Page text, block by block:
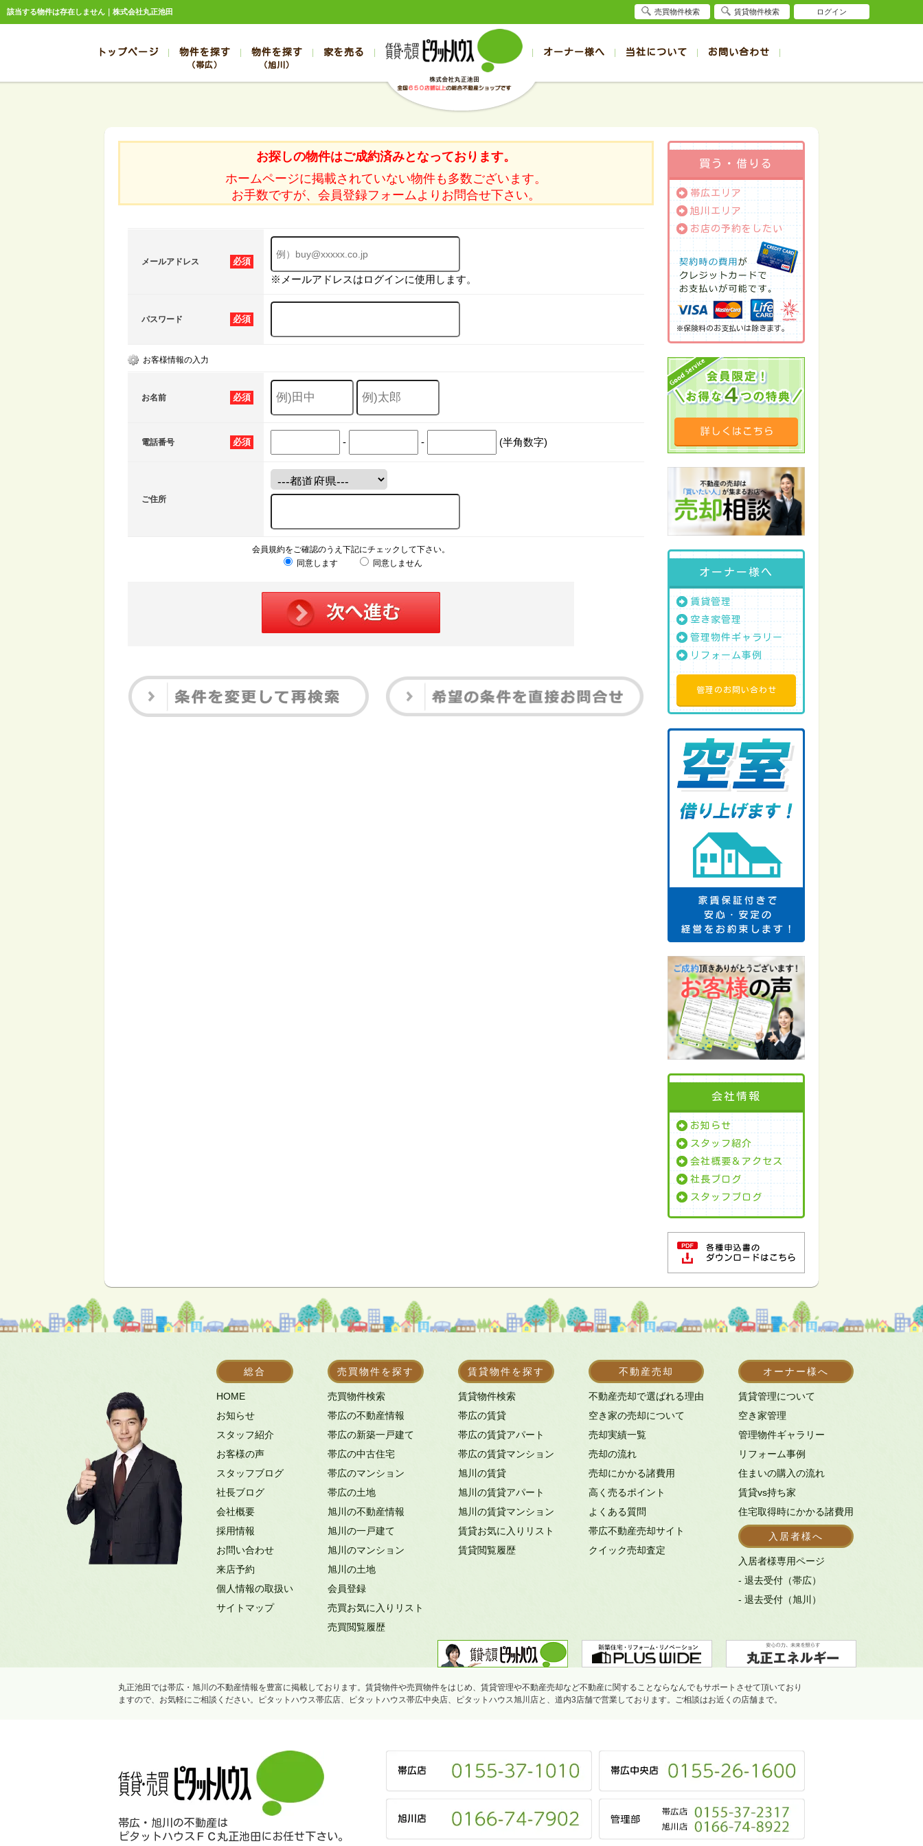
該当する物件は存在しません｜株式会社丸正池田
トップページ 物件を探す
（帯広）
売買
帯広の新築一戸建て
帯広の中古一戸建て
帯広の土地
帯広の中古マンション
帯広の1000万～2000万円
帯広の2000万～3000万円
帯広の3000万～4000万円
帯広の4000万以上
帯広の賃貸アパート
帯広の1DK～1LDK賃貸
帯広の2K～2LDK賃貸
帯広の3K～3LDK賃貸
帯広の4K以上賃貸
物件を探す
（旭川）
売買
旭川の新築一戸建て
旭川の中古一戸建て
旭川の土地
旭川の中古マンション
旭川の1000万～2000万円
旭川の2000万～3000万円
旭川の3000万～4000万円
旭川の4000万以上
旭川の賃貸アパート
旭川の1DK～1LDK賃貸
旭川の2K～2LDK賃貸
旭川の3K～3LDK賃貸
旭川の4K以上賃貸
家を売る オーナー様へ 当社について
スタッフブログ お客様の声
お問い合わせ
売却のお問合せ 入居者様ページ
お探しの物件はご成約済みとなっております。
ホームページに掲載されていない物件も多数ございます。
お手数ですが、会員登録フォームよりお問合せ下さい。
必須
メールアドレス
※メールアドレスはログインに使用します。
必須
パスワード
お客様情報の入力
必須
お名前
必須
電話番号 - - (半角数字)
ご住所
会員規約をご確認のうえ下記にチェックして下さい。
同意します
同意しません
買う・借りる
帯広エリア
旭川エリア
お店の予約をしたい
※保険料のお支払いは除きます。
オーナー様へ
賃貸管理
空き家管理
管理物件ギャラリー
リフォーム事例
管理のお問い合わせ
会社情報
お知らせ
スタッフ紹介
会社概要＆アクセス
社長ブログ
スタッフブログ
総合
HOME
お知らせ
スタッフ紹介
お客様の声
スタッフブログ
社長ブログ
会社概要
採用情報
お問い合わせ
来店予約
個人情報の取扱い
サイトマップ
売買物件を探す
売買物件検索
帯広の不動産情報
帯広の新築一戸建て
帯広の中古住宅
帯広のマンション
帯広の土地
旭川の不動産情報
旭川の一戸建て
旭川のマンション
旭川の土地
会員登録
売買お気に入りリスト
売買閲覧履歴
賃貸物件を探す
賃貸物件検索
帯広の賃貸
帯広の賃貸アパート
帯広の賃貸マンション
旭川の賃貸
旭川の賃貸アパート
旭川の賃貸マンション
賃貸お気に入りリスト
賃貸閲覧履歴
不動産売却
不動産売却で選ばれる理由
空き家の売却について
売却実績一覧
売却の流れ
売却にかかる諸費用
高く売るポイント
よくある質問
帯広不動産売却サイト
クイック売却査定
オーナー様へ
賃貸管理について
空き家管理
管理物件ギャラリー
リフォーム事例
住まいの購入の流れ
賃貸vs持ち家
住宅取得時にかかる諸費用
入居者様へ
入居者様専用ページ
- 退去受付（帯広）
- 退去受付（旭川）
丸正池田では帯広・旭川の不動産情報を豊富に掲載しております。賃貸物件や売買物件をはじめ、賃貸管理や不動産売却など不動産に関することならなんでもサポートさせて頂いており
ますので、お気軽にご相談ください。ピタットハウス帯広店、ピタットハウス帯広中央店、ピタットハウス旭川店と、道内3店舗で営業しております。ご相談はお近くの店舗まで。
帯広・旭川の不動産は
ピタットハウスＦＣ丸正池田にお任せ下さい。
売買物件検索 賃貸物件検索 ログイン